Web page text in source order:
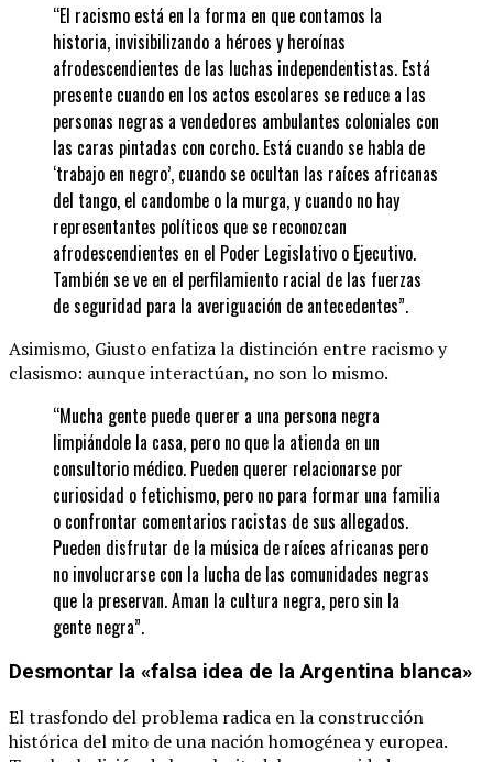
“El racismo está en la forma en que contamos la
historia, invisibilizando a héroes y heroínas
afrodescendientes de las luchas independentistas. Está
presente cuando en los actos escolares se reduce a las
personas negras a vendedores ambulantes coloniales con
las caras pintadas con corcho. Está cuando se habla de
‘trabajo en negro’, cuando se ocultan las raíces africanas
del tango, el candombe o la murga, y cuando no hay
representantes políticos que se reconozcan
afrodescendientes en el Poder Legislativo o Ejecutivo.
También se ve en el perfilamiento racial de las fuerzas
de seguridad para la averiguación de antecedentes”.
Asimismo, Giusto enfatiza la distinción entre racismo y
clasismo: aunque interactúan, no son lo mismo.
“Mucha gente puede querer a una persona negra
limpiándole la casa, pero no que la atienda en un
consultorio médico. Pueden querer relacionarse por
curiosidad o fetichismo, pero no para formar una familia
o confrontar comentarios racistas de sus allegados.
Pueden disfrutar de la música de raíces africanas pero
no involucrarse con la lucha de las comunidades negras
que la preservan. Aman la cultura negra, pero sin la
gente negra”.
Desmontar la «falsa idea de la Argentina blanca»
El trasfondo del problema radica en la construcción
histórica del mito de una nación homogénea y europea.